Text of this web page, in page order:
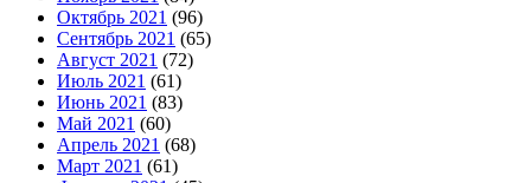
Октябрь 2021 (96)
Сентябрь 2021 (65)
Август 2021 (72)
Июль 2021 (61)
Июнь 2021 (83)
Май 2021 (60)
Апрель 2021 (68)
Март 2021 (61)